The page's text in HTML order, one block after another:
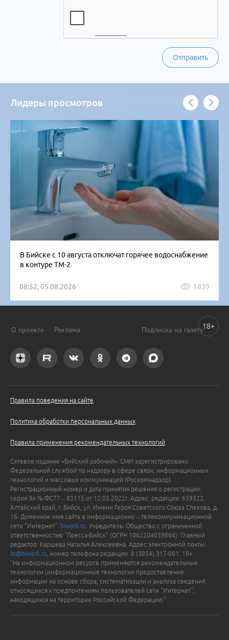
Отправить
Лидеры просмотров
В Бийске с 10 августа отключат горячее водоснабжение
в контуре ТМ-2
08:52, 05.08.2026 1839
О проекте Реклама Подписка на газету
Правила поведения на сайте
Политика обработки персональных данных
Правила применения рекомендательных технологий
Сетевое издание «Бийский рабочий». СМИ зарегистрировано
Федеральной службой по надзору в сфере связи, информационных
технологий и массовых коммуникаций (Роскомнадзор).
Регистрационный номер и дата принятия решения о регистрации:
серия Эл № ФС77 – 83115 от 12.05.2022г. Адрес: редакции: 659322,
Алтайский край, г. Бийск, ул. Имени Героя Советского Союза Спекова, д.
16. Доменное имя сайта в информационно – телекоммуникационной
сети "Интернет": biwork.ru . Учредитель: Общество с ограниченной
ответственностью "Пресса-Бийск" (ОГРН 1062204039864). Главный
редактор: Каршева Наталья Алексеевна. Адрес электронной почты:
br@biwork.ru , номер телефона редакции: 8 (3854) 317-001. 18+
"На информационном ресурсе применяются рекомендательные
технологии (информационные технологии предоставления
информации на основе сбора, систематизации и анализа сведений,
относящихся к предпочтениям пользователей сети "Интернет",
находящихся на территории Российской Федерации)".
18+